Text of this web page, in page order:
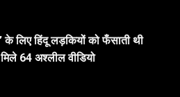
लिए हिंदू लड़कियों को फँसाती थी
64 अश्लील वीडियो